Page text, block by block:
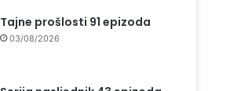
Tajne prošlosti 91 epizoda
03/08/2026